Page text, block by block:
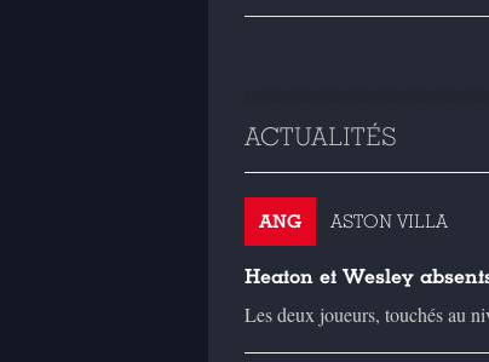
ACTUALITÉS
ANG ASTON VILLA
Heaton et Wesley
Les deux joueurs, touchés au